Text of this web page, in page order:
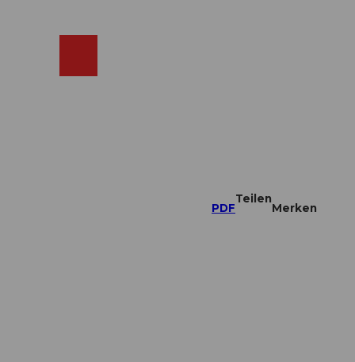
PDF
Teilen
Merken